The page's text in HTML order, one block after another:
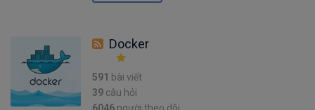
Docker
591 bài viết
39 câu hỏi